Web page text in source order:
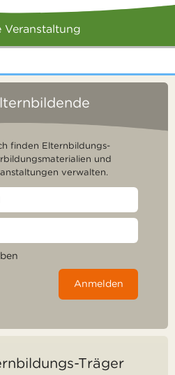
Veranstaltung
finden Elternbildungs-
und
verwalten.
Anmelden
Träger